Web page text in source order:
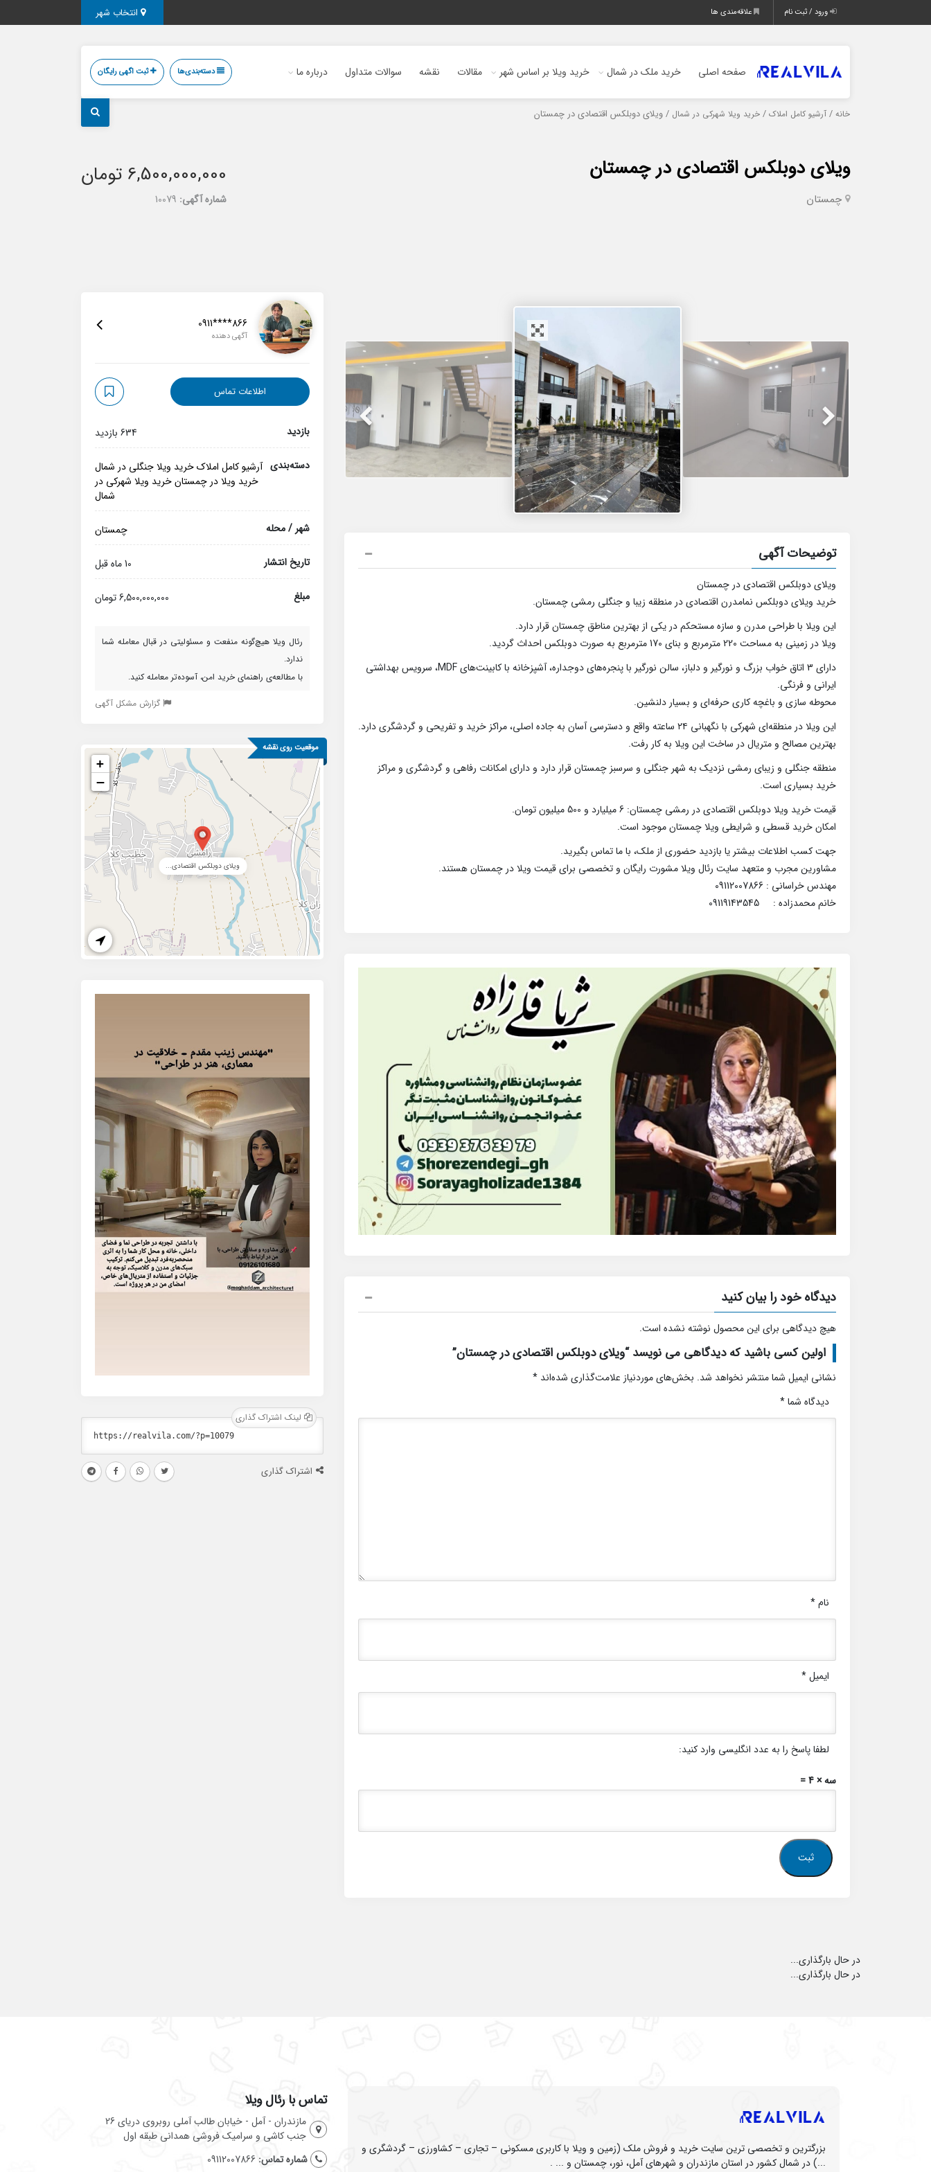
ورود / ثبت نام علاقه‌مندی ها
صفحه اصلی خرید ملک در شمال خرید ویلا بر اساس شهر مقالات نقشه سوالات متداول درباره ما دسته‌بندی‌ها ثبت اگهی رایگان
خانه / آرشیو کامل املاک / خرید ویلا شهرکی در شمال / ویلای دوبلکس اقتصادی در چمستان
ویلای دوبلکس اقتصادی در چمستان
چمستان
6,500,000,000 تومان
شماره آگهی: 10079
توضیحات آگهی
ویلای دوبلکس اقتصادی در چمستان
خرید ویلای دوبلکس نمامدرن اقتصادی در منطقه زیبا و جنگلی رمشی چمستان.
این ویلا با طراحی مدرن و سازه مستحکم در یکی از بهترین مناطق چمستان قرار دارد.
ویلا در زمینی به مساحت 220 مترمربع و بنای 170 مترمربع به صورت دوبلکس احداث گردید.
دارای 3 اتاق خواب بزرگ و نورگیر و دلباز، سالن نورگیر با پنجره‌های دوجداره، آشپزخانه با کابینت‌های MDF، سرویس بهداشتی
ایرانی و فرنگی.
محوطه سازی و باغچه کاری حرفه‌ای و بسیار دلنشین.
این ویلا در منطقه‌ای شهرکی با نگهبانی ۲۴ ساعته واقع و دسترسی آسان به جاده اصلی، مراکز خرید و تفریحی و گردشگری دارد.
بهترین مصالح و متریال در ساخت این ویلا به کار رفت.
منطقه جنگلی و زیبای رمشی نزدیک به شهر جنگلی و سرسبز چمستان قرار دارد و دارای امکانات رفاهی و گردشگری و مراکز
خرید بسیاری است.
قیمت خرید ویلا دوبلکس اقتصادی در رمشی چمستان: 6 میلیارد و 500 میلیون تومان.
امکان خرید قسطی و شرایطی ویلا چمستان موجود است.
جهت کسب اطلاعات بیشتر یا بازدید حضوری از ملک، با ما تماس بگیرید.
مشاورین مجرب و متعهد سایت رئال ویلا مشورت رایگان و تخصصی برای قیمت ویلا در چمستان هستند.
مهندس خراسانی : 09112007866
خانم محمدزاده : 09119143545
دیدگاه خود را بیان کنید
هیچ دیدگاهی برای این محصول نوشته نشده است.
اولین کسی باشید که دیدگاهی می نویسد “ویلای دوبلکس اقتصادی در چمستان”
نشانی ایمیل شما منتشر نخواهد شد. بخش‌های موردنیاز علامت‌گذاری شده‌اند *
دیدگاه شما*
نام*
ایمیل*
لطفا پاسخ را به عدد انگلیسی وارد کنید:
سه × 4 =
0911****866
آگهی دهنده
اطلاعات تماس
بازدید 634 بازدید
دسته‌بندی آرشیو کامل املاکخرید ویلا جنگلی در شمال
خرید ویلا در چمستانخرید ویلا شهرکی در
شمال
شهر / محله چمستان
تاریخ انتشار 10 ماه قبل
مبلغ 6,500,000,000 تومان
رئال ویلا هیچ‌گونه منفعت و مسئولیتی در قبال معامله شما
ندارد.
با مطالعه‌ی راهنمای خرید امن، آسوده‌تر معامله کنید.
گزارش مشکل آگهی
موقعیت روی نقشه
ویلای دوبلکس اقتصادی...
+
−
لینک اشتراک گذاری
اشتراک گذاری
در حال بارگذاری...
در حال بارگذاری...
بزرگترین و تخصصی ترین سایت خرید و فروش ملک (زمین و ویلا با کاربری مسکونی – تجاری – کشاورزی – گردشگری و
...) در شمال کشور در استان مازندران و شهرهای آمل، نور، چمستان و ... .
تماس با رئال ویلا
مازندران - آمل - خیابان طالب آملی روبروی دریای 26
جنب کاشی و سرامیک فروشی همدانی طبقه اول
شماره تماس: 09112007866